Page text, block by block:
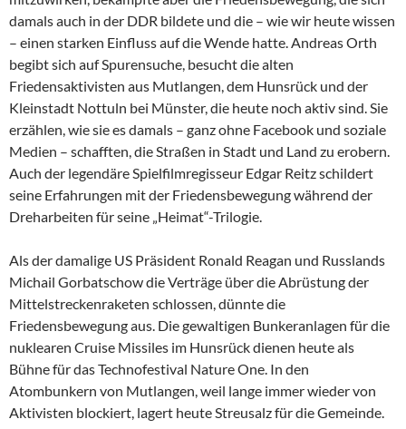
damals auch in der DDR bildete und die – wie wir heute wissen
– einen starken Einfluss auf die Wende hatte. Andreas Orth
begibt sich auf Spurensuche, besucht die alten
Friedensaktivisten aus Mutlangen, dem Hunsrück und der
Kleinstadt Nottuln bei Münster, die heute noch aktiv sind. Sie
erzählen, wie sie es damals – ganz ohne Facebook und soziale
Medien – schafften, die Straßen in Stadt und Land zu erobern.
Auch der legendäre Spielfilmregisseur Edgar Reitz schildert
seine Erfahrungen mit der Friedensbewegung während der
Dreharbeiten für seine „Heimat“-Trilogie.
Als der damalige US Präsident Ronald Reagan und Russlands
Michail Gorbatschow die Verträge über die Abrüstung der
Mittelstreckenraketen schlossen, dünnte die
Friedensbewegung aus. Die gewaltigen Bunkeranlagen für die
nuklearen Cruise Missiles im Hunsrück dienen heute als
Bühne für das Technofestival Nature One. In den
Atombunkern von Mutlangen, weil lange immer wieder von
Aktivisten blockiert, lagert heute Streusalz für die Gemeinde.